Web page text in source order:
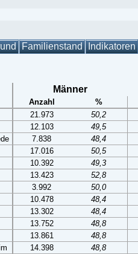
Familienstand Indikatoren
Männer
Anzahl
%
21.973
50,2
12.103
49,5
7.838
48,4
17.016
50,5
10.392
49,3
13.423
52,8
3.992
50,0
10.478
48,4
13.302
48,4
13.752
48,8
13.861
48,8
14.398
48,8